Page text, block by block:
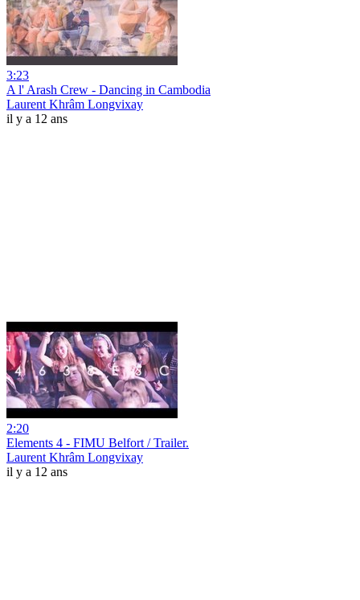
3:23
A l' Arash Crew - Dancing in Cambodia
Laurent Khrâm Longvixay
il y a 12 ans
2:20
Elements 4 - FIMU Belfort / Trailer.
Laurent Khrâm Longvixay
il y a 12 ans